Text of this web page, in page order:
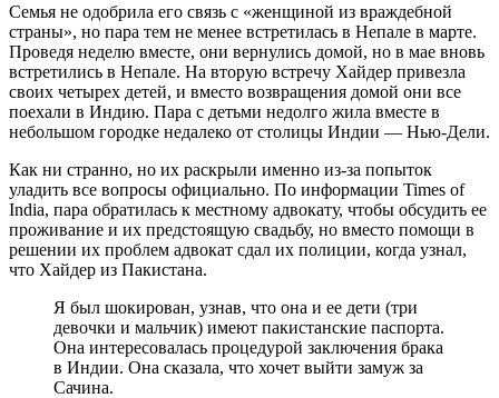
Семья не одобрила его связь с «женщиной из враждебной
страны», но пара тем не менее встретилась в Непале в марте.
Проведя неделю вместе, они вернулись домой, но в мае вновь
встретились в Непале. На вторую встречу Хайдер привезла
своих четырех детей, и вместо возвращения домой они все
поехали в Индию. Пара с детьми недолго жила вместе в
небольшом городке недалеко от столицы Индии — Нью-Дели.
Как ни странно, но их раскрыли именно из-за попыток
уладить все вопросы официально. По информации Times of
India, пара обратилась к местному адвокату, чтобы обсудить ее
проживание и их предстоящую свадьбу, но вместо помощи в
решении их проблем адвокат сдал их полиции, когда узнал,
что Хайдер из Пакистана.
Я был шокирован, узнав, что она и ее дети (три
девочки и мальчик) имеют пакистанские паспорта.
Она интересовалась процедурой заключения брака
в Индии. Она сказала, что хочет выйти замуж за
Сачина.